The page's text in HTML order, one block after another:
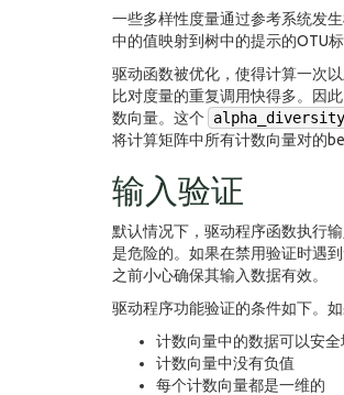
一些多样性度量通过参考系统发
中的值映射到树中的提示的OTU标
驱动函数被优化，使得计算一次
比对度量的重复调用快得多。因
数向量。这个
alpha_diversity
将计算矩阵中所有计数向量对的
输入验证
默认情况下，驱动程序函数执行
是危险的。如果在禁用验证时遇
之前小心确保其输入数据有效。
驱动程序功能验证的条件如下。
计数向量中的数据可以安
计数向量中没有负值
每个计数向量都是一维的